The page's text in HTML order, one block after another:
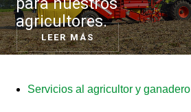
ASAJA Segovia informa
Servicios al agricultor y ganadero
para nuestros
agricultores.
LEER MÁS